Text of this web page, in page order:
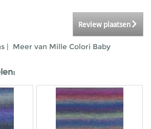
Review plaatsen
| Meer van Mille Colori Baby